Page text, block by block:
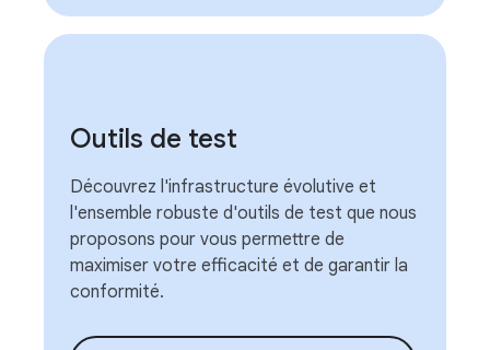
Outils de test
Découvrez l'infrastructure évolutive et
l'ensemble robuste d'outils de test que nous
proposons pour vous permettre de
maximiser votre efficacité et de garantir la
conformité.